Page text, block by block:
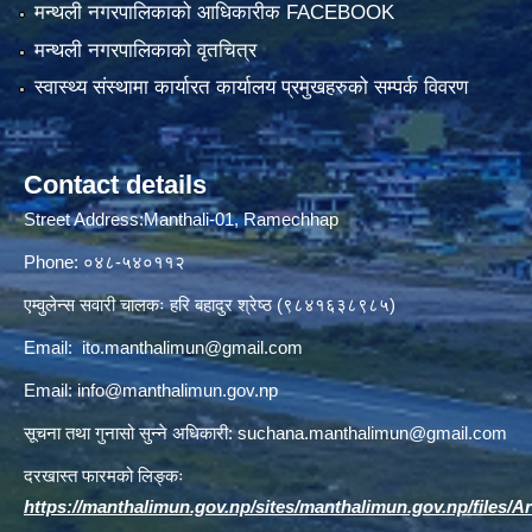
मन्थली नगरपालिकाको आधिकारीक FACEBOOK
मन्थली नगरपालिकाको वृतचित्र
स्वास्थ्य संस्थामा कार्यारत कार्यालय प्रमुखहरुको सम्पर्क विवरण
Contact details
Street Address:Manthali-01, Ramechhap
Phone: ०४८-५४०११२
एम्वुलेन्स सवारी चालकः हरि बहादुर श्रेष्ठ (९८४१६३८९८५)
Email:ito.manthalimun@gmail.com
Email:info@manthalimun.gov.np
सूचना तथा गुनासो सुन्ने अधिकारी:suchana.manthalimun@gmail.com
दरखास्त फारमको लिङ्कः
https://manthalimun.gov.np/sites/manthalimun.gov.np/files/